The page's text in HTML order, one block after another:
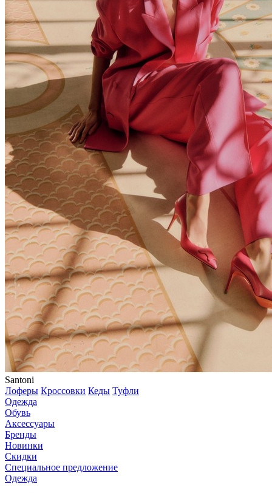
Santoni
Лоферы Кроссовки Кеды Туфли
Одежда
Обувь
Аксессуары
Бренды
Новинки
Скидки
Специальное предложение
Одежда